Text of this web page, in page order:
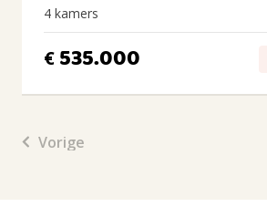
4 kamers
€ 535.000
Vorige